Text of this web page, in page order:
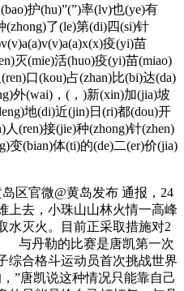
护(hu)”(”)率(lv)也(ye)有
(zhong)了(le)第(di)四(si)针
疫(yi)苗
灭(mie)活(huo)疫(yi)苗(miao)
口(kou)占(zhan)比(bi)达(da)
外(wai)，(，)新(xin)加(jia)坡
地(di)近(jin)日(ri)都(dou)开
(ren)接(jie)种(zhong)针(zhen)
变(bian)体(ti)的(de)二(er)价(jia)
区官微@黄岛发布 通报，24
上去，小珠山山林火情一高峰
水灭火。目前正采取措施对2
与丹勒的比赛是唐凯第一次
综合格斗运动员首次挑战世界
”唐凯说这种情况只能靠自己